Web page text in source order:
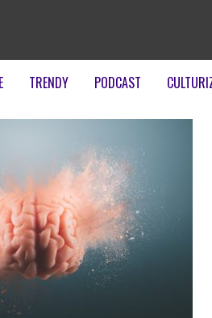
TRENDY PODCAST